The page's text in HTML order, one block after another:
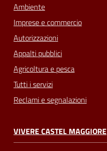
Ambiente
Imprese e commercio
Autorizzazioni
Appalti pubblici
Agricoltura e pesca
Tutti i servizi
Reclami e segnalazioni
VIVERE CASTEL MAGGIORE